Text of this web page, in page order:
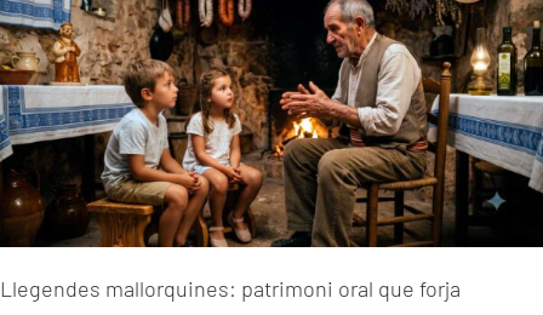
Llegendes mallorquines: patrimoni oral que forja